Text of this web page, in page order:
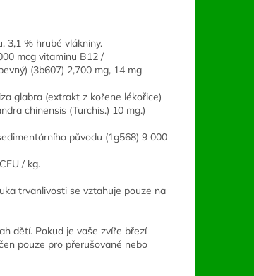
3,1 % hrubé vlákniny.
mcg vitaminu B12 /
(3b607) 2,700 mg, 14 mg
glabra (extrakt z kořene lékořice)
chinensis (Turchis.) 10 mg.)
původu (1g568) 9 000
/ kg.
trvanlivosti se vztahuje pouze na
dětí. Pokud je vaše zvíře březí
pouze pro přerušované nebo